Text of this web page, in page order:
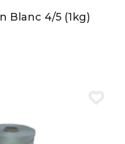
Blanc 4/5 (1kg)